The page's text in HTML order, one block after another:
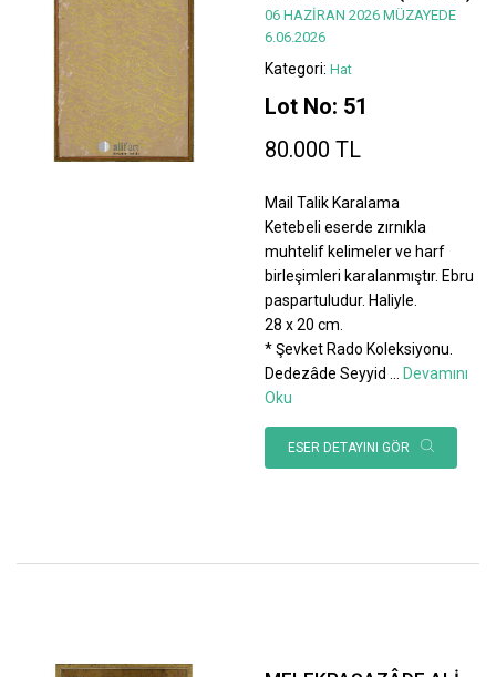
06 HAZİRAN 2026 MÜZAYEDE
6.06.2026
Kategori: Hat
Lot No: 51
80.000 TL
Mail Talik Karalama
Ketebeli eserde zırnıkla
muhtelif kelimeler ve harf
birleşimleri karalanmıştır. Ebru
paspartuludur. Haliyle.
28 x 20 cm.
* Şevket Rado Koleksiyonu.
Dedezâde Seyyid
Devamını
Oku
ESER DETAYINI GÖR